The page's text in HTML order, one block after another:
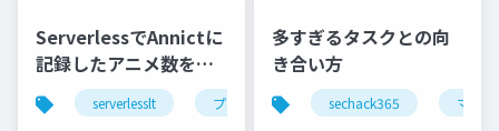
ServerlessでAnnictに
記録したアニメ数をバ
ッジにす るサービスを
作った話
serverlesslt プログラミング
多すぎるタスクとの向
き合い方
sechack365 マネ